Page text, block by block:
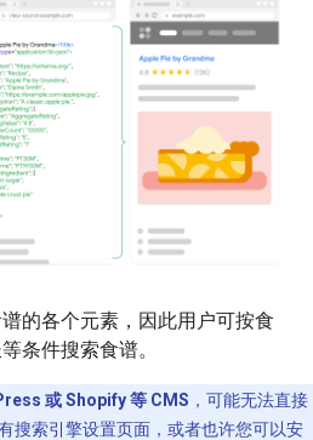
的各个元素，因此用户可按食
条件搜索食谱。
或 Shopify 等 CMS ，可能无法直接
搜索引擎设置页面，或者也许您可以安